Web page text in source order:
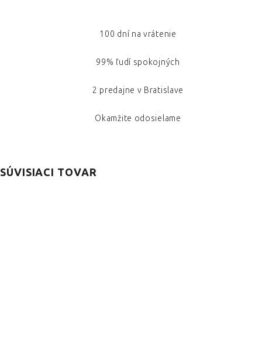
100 dní na vrátenie
99% ľudí spokojných
2 predajne v Bratislave
Okamžite odosielame
SÚVISIACI TOVAR